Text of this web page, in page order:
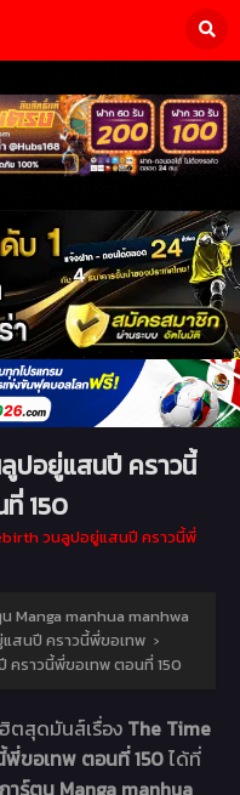
ปอยู่แสนปี คราวนี้
150
วนลูปอยู่แสนปี คราวนี้พี่
Manga manhua manhwa
สนปี คราวนี้พี่ขอเทพ ›
ราวนี้พี่ขอเทพ ตอนที่ 150
ตสุดมันส์เรื่อง The Time
ขอเทพ ตอนที่ 150ได้ที่
าร์ตูน Manga manhua